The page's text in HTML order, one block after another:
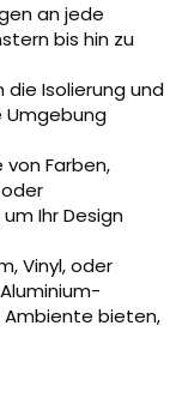
an jede
bis hin zu
die Isolierung und
Umgebung
von Farben,
Ihr Design
Vinyl, oder
Ambiente bieten,